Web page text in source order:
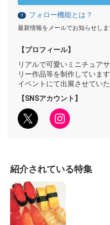
？ フォロー機能とは？
最新情報をメールでお知らせしま
【プロフィール】
リアルで可愛いミニチュア
リー作品等を制作していま
イベントにて出展させてい
【SNSアカウント】
紹介されている特集